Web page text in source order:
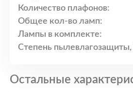
Количество плафонов:
Общее кол-во ламп:
Лампы в комплекте:
Степень пылевлагозащиты,
Остальные